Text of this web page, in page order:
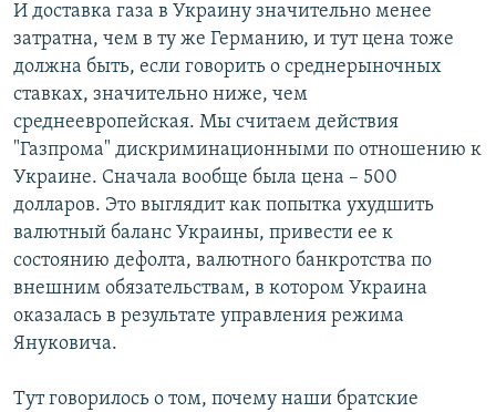
И доставка газа в Украину значительно менее
затратна, чем в ту же Германию, и тут цена тоже
должна быть, если говорить о среднерыночных
ставках, значительно ниже, чем
среднеевропейская. Мы считаем действия
"Газпрома" дискриминационными по отношению к
Украине. Сначала вообще была цена – 500
долларов. Это выглядит как попытка ухудшить
валютный баланс Украины, привести ее к
состоянию дефолта, валютного банкротства по
внешним обязательствам, в котором Украина
оказалась в результате управления режима
Януковича.
Тут говорилось о том, почему наши братские